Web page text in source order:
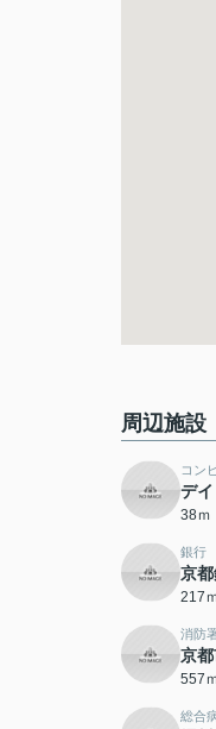
周辺施設
コン
デ
38ｍ
銀行
京
217
消防
京
557
総合